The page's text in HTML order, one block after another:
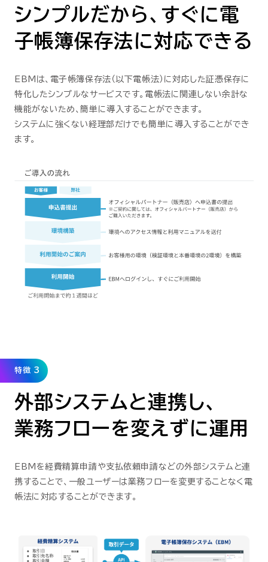
シンプルだから、すぐに電
子帳簿保存法に対応できる
EBMは、電子帳簿保存法（以下電帳法）に対応した証憑保存に
特化したシンプルなサービスです。電帳法に関連しない余計な
機能がないため、簡単に導入することができます。
システムに強くない経理部だけでも簡単に導入することができ
ます。
特徴 3
外部システムと連携し、
業務フローを変えずに運用
EBMを経費精算申請や支払依頼申請などの外部システムと連
携することで、一般ユーザーは業務フローを変更することなく電
帳法に対応することができます。